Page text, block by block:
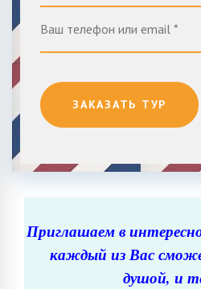
Приглашаем в
каждый из Вас
душой, и